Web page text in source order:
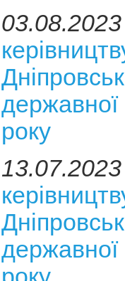
03.08.2023
державної
року
13.07.2023
державної